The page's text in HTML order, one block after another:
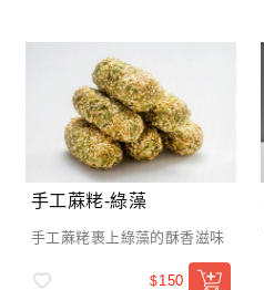
手工蔴粩-綠藻
手工蔴粩裹上綠藻的酥香滋味
$150